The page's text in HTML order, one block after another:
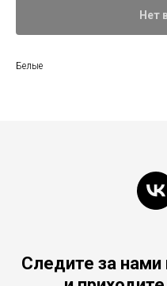
Нет
Белые
Следите за